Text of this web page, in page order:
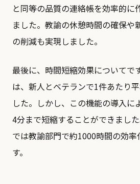
と同等の品質の連絡帳を効率的に
ました。教諭の休憩時間の確保や
の削減も実現しました。
最後に、時間短縮効果についてで
は、新人とベテランで1件あたり
した。しかし、この機能の導入に
4分まで短縮することができまし
では教諭部門で約1000時間の効
す。